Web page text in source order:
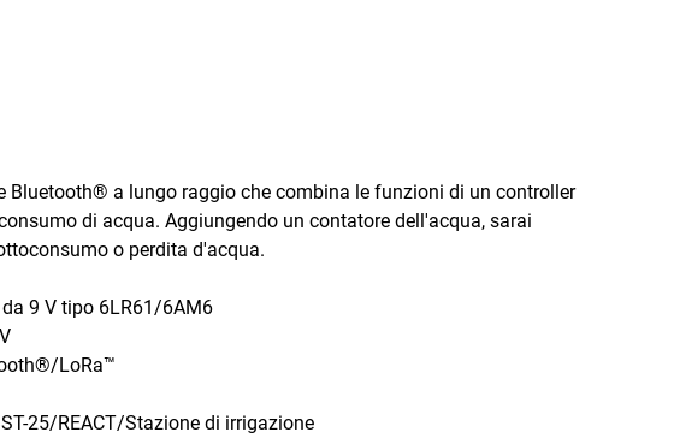
Bluetooth® a lungo raggio che combina le funzioni di un controller
di acqua. Aggiungendo un contatore dell'acqua, sarai
o perdita d'acqua.
9 V tipo 6LR61/6AM6
LoRa™
25/REACT/Stazione di irrigazione